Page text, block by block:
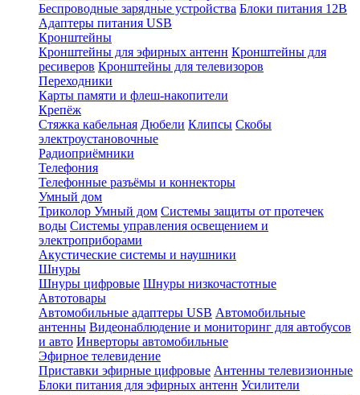
Беспроводные зарядные устройства Блоки питания 12В
Адаптеры питания USB
Кронштейны
Кронштейны для эфирных антенн Кронштейны для
ресиверов Кронштейны для телевизоров
Переходники
Карты памяти и флеш-накопители
Крепёж
Стяжка кабельная Дюбели Клипсы Скобы
электроустановочные
Радиоприёмники
Телефония
Телефонные разъёмы и коннекторы
Умный дом
Триколор Умный дом Системы защиты от протечек
воды Системы управления освещением и
электроприборами
Акустические системы и наушники
Шнуры
Шнуры цифровые Шнуры низкочастотные
Автотовары
Автомобильные адаптеры USB Автомобильные
антенны Видеонаблюдение и мониторинг для автобусов
и авто Инверторы автомобильные
Эфирное телевидение
Приставки эфирные цифровые Антенны телевизионные
Блоки питания для эфирных антенн Усилители